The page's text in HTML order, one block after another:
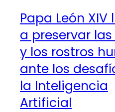
Papa León XIV
a preservar
y los rostros
ante los
la Inteligencia
Artificial